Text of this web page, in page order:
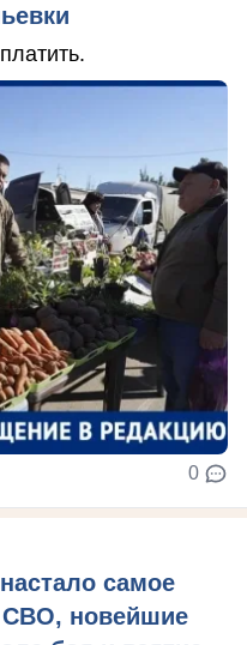
0
самое
СВО, новейшие